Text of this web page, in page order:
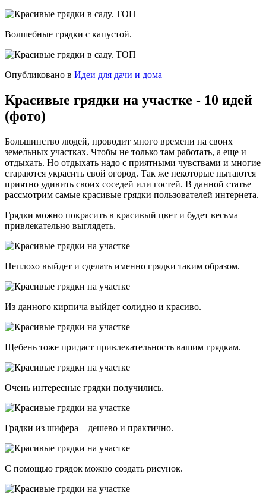
Волшебные грядки с капустой.
Опубликовано в Идеи для дачи и дома
Красивые грядки на участке - 10 идей
(фото)
Большинство людей, проводит много времени на своих
земельных участках. Чтобы не только там работать, а еще и
отдыхать. Но отдыхать надо с приятными чувствами и многие
стараются украсить свой огород. Так же некоторые пытаются
приятно удивить своих соседей или гостей. В данной статье
рассмотрим самые красивые грядки пользователей интернета.
Грядки можно покрасить в красивый цвет и будет весьма
привлекательно выглядеть.
Неплохо выйдет и сделать именно грядки таким образом.
Из данного кирпича выйдет солидно и красиво.
Щебень тоже придаст привлекательность вашим грядкам.
Очень интересные грядки получились.
Грядки из шифера – дешево и практично.
С помощью грядок можно создать рисунок.